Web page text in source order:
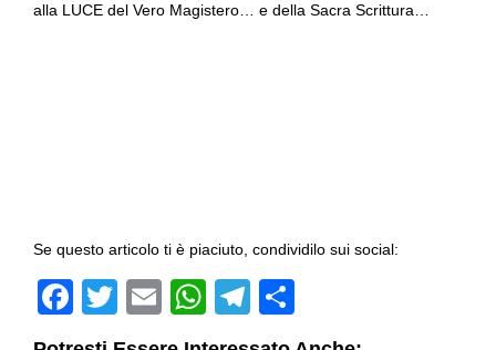
alla LUCE del Vero Magistero… e della Sacra Scrittura…
Se questo articolo ti è piaciuto, condividilo sui social:
F
T
wi
E
m
W
T
el o